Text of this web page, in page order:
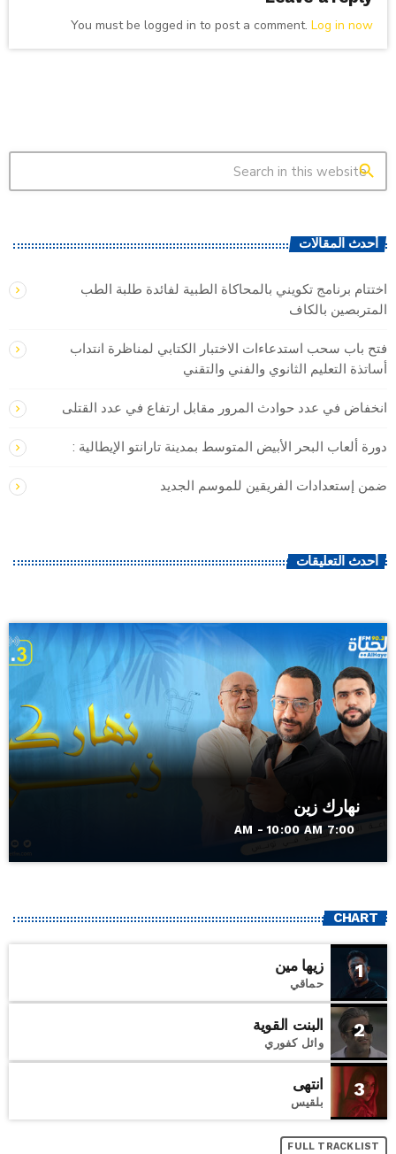
You must be logged in to post a comment. Log in now
search
أحدث المقالات
اختتام برنامج تكويني بالمحاكاة الطبية لفائدة طلبة الطب
المتربصين بالكاف
فتح باب سحب استدعاءات الاختبار الكتابي لمناظرة انتداب
أساتذة التعليم الثانوي والفني والتقني
انخفاض في عدد حوادث المرور مقابل ارتفاع في عدد القتلى
دورة ألعاب البحر الأبيض المتوسط بمدينة تارانتو الإيطالية :
ضمن إستعدادات الفريقين للموسم الجديد
أحدث التعليقات
نهارك زين
7:00 AM - 10:00 AM
CHART
1 زيها مين
حماقي
2 البنت القوية
وائل كفوري
3 انتهى
بلقيس
FULL TRACKLIST